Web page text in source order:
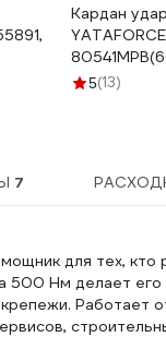
Кардан
5(13)
7
для тех,
Нм делает
Работает